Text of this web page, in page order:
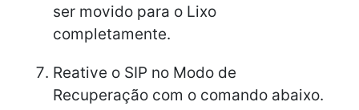
ser movido para o Lixo
completamente.
Reative o SIP no Modo de
Recuperação com o comando abaixo.